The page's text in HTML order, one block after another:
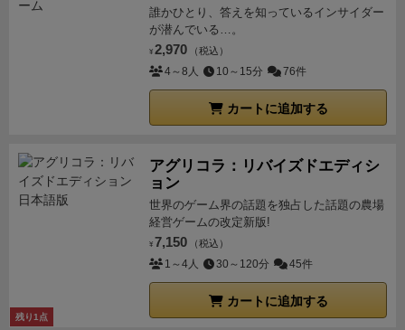
宝の価値を全て１点にするルールがあったりと、小さ
い子とやる場合のバリアントもあり。
ワークに上杉真人さん＆長谷川登鯉さんもおられた
（買って気づいた）ので、ペーパーテイルズ等好きな
ただ、「にゃんこパイレーツ」
と言いながら、猫の海賊が出るのはパッケージのみ。
ちもネズミ。なんでだよ（笑）箱サイズもコンパクト
でスリーブつけても箱に収まりますし、ゲームも出目
に一喜一憂、冒険に１人で行くか２人で行くかの判
断、爆弾の押し付け合い等、考えどころや楽しいポイ
ントが子供とやるのにちょうどいい感じでした。
リーブ付きでこんな感じ。この上にお宝ボードと取説
うちは２人でやりましたが、少なくとも
誰かひとり、答えを知っているインサイダー
が潜んでいる…。
¥ 2,970 （税込）
4～8人 10～15分 76件
カートに追加する
残り1点
アグリコラ：リバイズドエディシ
ョン
世界のゲーム界の話題を独占した話題の農場
経営ゲームの改定新版!
¥ 7,150 （税込）
1～4人 30～120分 45件
カートに追加する